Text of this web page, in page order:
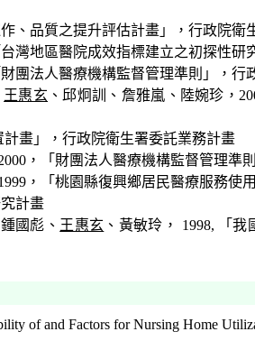
、 品質之提升評估計畫」，行政院衛
台灣地區醫院成效指標建立之初探性研
財團法人醫療機構監督管理準則」，行
王惠玄 、邱炯訓、詹雅嵐、陸婉珍，
畫」，行政院衛生署委託業務計畫
，「財團法人醫療機構監督管理準
，「桃園縣復興鄉居民醫療服務使
計畫
國彪、 王惠玄 、黃敏玲， 1998,
「我
of and Factors for Nursing Home